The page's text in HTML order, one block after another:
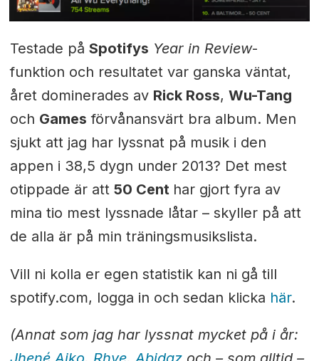
Testade på Spotifys Year in Review-
funktion och resultatet var ganska väntat,
året dominerades av Rick Ross, Wu-Tang
och Games förvånansvärt bra album. Men
sjukt att jag har lyssnat på musik i den
appen i 38,5 dygn under 2013? Det mest
otippade är att 50 Cent har gjort fyra av
mina tio mest lyssnade låtar – skyller på att
de alla är på min träningsmusikslista.
Vill ni kolla er egen statistik kan ni gå till
spotify.com, logga in och sedan klicka här.
(Annat som jag har lyssnat mycket på i år: